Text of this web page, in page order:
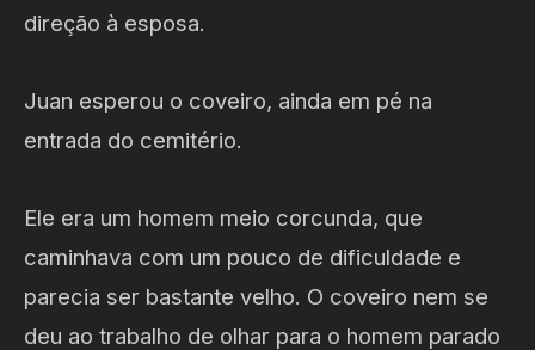
direção à esposa.
Juan esperou o coveiro, ainda em pé na
entrada do cemitério.
Ele era um homem meio corcunda, que
caminhava com um pouco de dificuldade e
parecia ser bastante velho. O coveiro nem se
deu ao trabalho de olhar para o homem parado